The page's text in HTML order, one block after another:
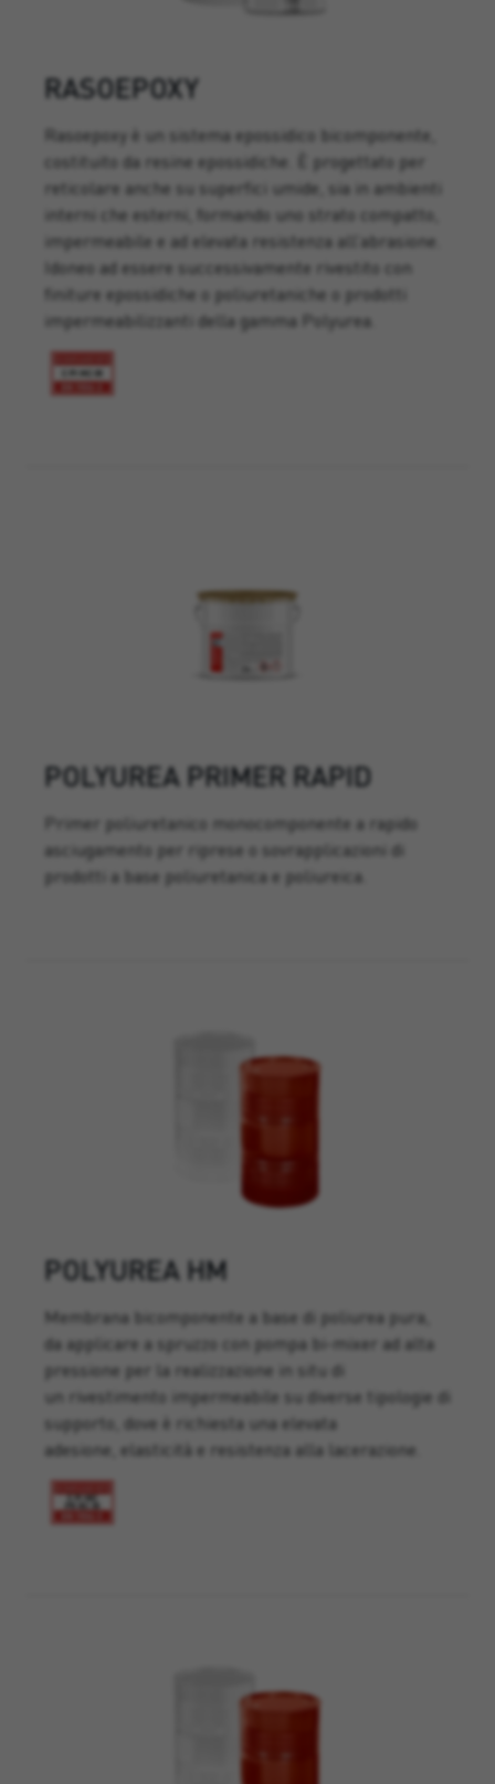
RASOEPOXY
Rasoepoxy è un sistema epossidico bicomponente,
costituito da resine epossidiche. È progettato per
reticolare anche su superfici umide, sia in ambienti
interni che esterni, formando uno strato compatto,
impermeabile e ad elevata resistenza all’abrasione.
Idoneo ad essere successivamente rivestito con
finiture epossidiche o poliuretaniche o prodotti
impermeabilizzanti della gamma Polyurea.
POLYUREA PRIMER RAPID
Primer poliuretanico monocomponente a rapido
asciugamento per riprese o sovrapplicazioni di
prodotti a base poliuretanica e poliureica.
POLYUREA HM
Membrana bicomponente a base di poliurea pura,
da applicare a spruzzo con pompa bi-mixer ad alta
pressione per la realizzazione in situ di
un rivestimento impermeabile su diverse tipologie di
supporto, dove è richiesta una elevata
adesione, elasticità e resistenza alla lacerazione.